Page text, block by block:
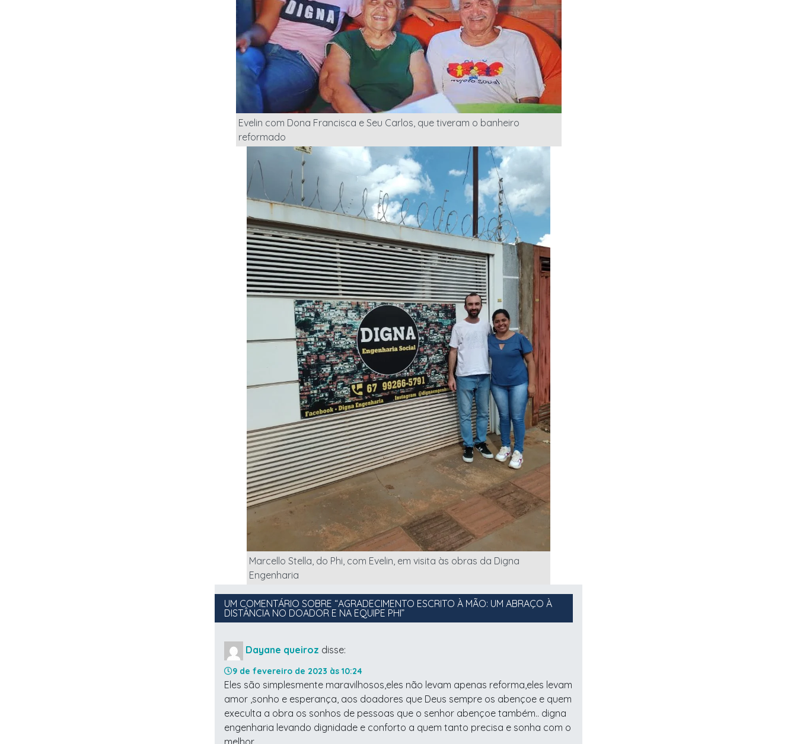
Evelin com Dona Francisca e Seu Carlos, que tiveram o banheiro
reformado
Marcello Stella, do Phi, com Evelin, em visita às obras da Digna
Engenharia
UM COMENTÁRIO SOBRE “AGRADECIMENTO ESCRITO À MÃO: UM ABRAÇO À
DISTÂNCIA NO DOADOR E NA EQUIPE PHI”
Dayane queiroz disse:
9 de fevereiro de 2023 às 10:24
Eles são simplesmente maravilhosos,eles não levam apenas reforma,eles levam
amor ,sonho e esperança, aos doadores que Deus sempre os abençoe e quem
execulta a obra os sonhos de pessoas que o senhor abençoe também.. digna
engenharia levando dignidade e conforto a quem tanto precisa e sonha com o
melhor..